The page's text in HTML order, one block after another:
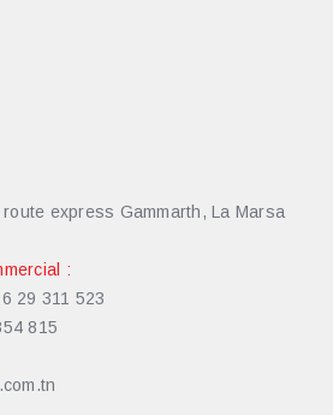
express Gammarth, La Marsa
:
29 311 523
815